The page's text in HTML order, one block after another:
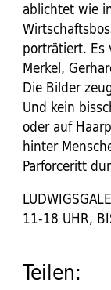
ablichtet wie
porträtiert. Es
Merkel,
Die Bilder
Und kein
oder auf
hinter
Parforceritt
11-18 UHR,
Teilen: